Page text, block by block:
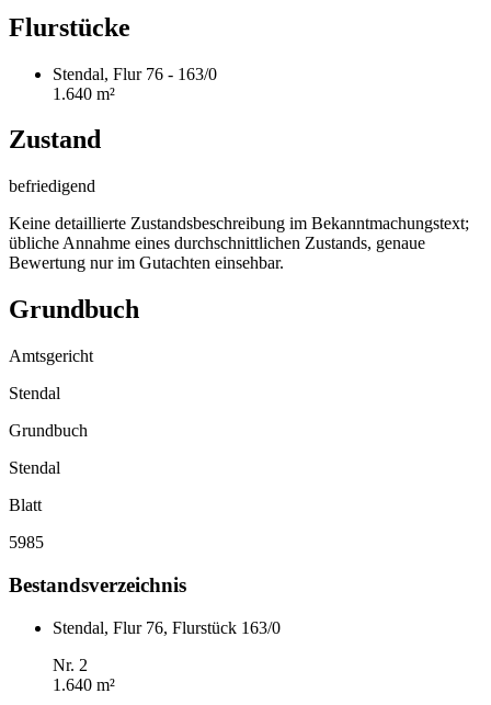
Flurstücke
Stendal, Flur 76 - 163/0
1.640 m²
Zustand
befriedigend
Keine detaillierte Zustandsbeschreibung im Bekanntmachungstext;
übliche Annahme eines durchschnittlichen Zustands, genaue
Bewertung nur im Gutachten einsehbar.
Grundbuch
Amtsgericht
Stendal
Grundbuch
Stendal
Blatt
5985
Bestandsverzeichnis
Stendal, Flur 76, Flurstück 163/0
Nr. 2
1.640 m²